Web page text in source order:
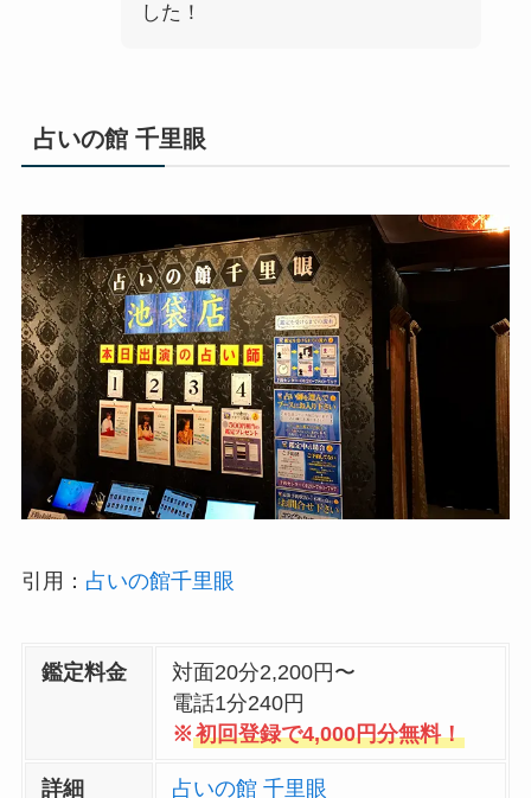
した！
占いの館 千里眼
引用： 占いの館千里眼
鑑定料金
対面20分2,200円〜
電話1分240円
※初回登録で4,000円分無料！
詳細 占いの館 千里眼